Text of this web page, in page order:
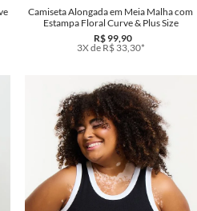
Camiseta Alongada em Meia Malha com
Estampa Floral Curve & Plus Size
R$ 99,90
3X de R$ 33,30*